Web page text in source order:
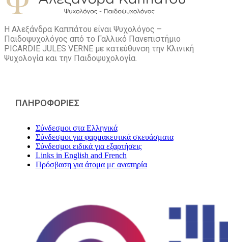
Η Αλεξάνδρα Καππάτου είναι Ψυχολόγος –
Παιδοψυχολόγος από το Γαλλικό Πανεπιστήμιο
PICARDIE JULES VERNE με κατεύθυνση την Kλινική
Ψυχολογία και την Παιδοψυχολογία.
ΠΛΗΡΟΦΟΡΙΕΣ
Σύνδεσμοι στα Ελληνικά
Σύνδεσμοι για φαρμακευτικά σκευάσματα
Σύνδεσμοι ειδικά για εξαρτήσεις
Links in English and French
Πρόσβαση για άτομα με αναπηρία